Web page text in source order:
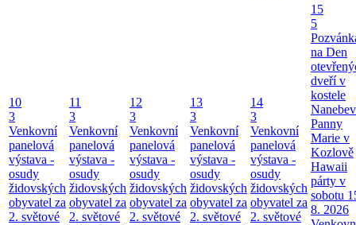
10
3
Venkovní
panelová
výstava -
osudy
židovských
obyvatel za
2. světové
11
3
Venkovní
panelová
výstava -
osudy
židovských
obyvatel za
2. světové
12
3
Venkovní
panelová
výstava -
osudy
židovských
obyvatel za
2. světové
13
3
Venkovní
panelová
výstava -
osudy
židovských
obyvatel za
2. světové
14
3
Venkovní
panelová
výstava -
osudy
židovských
obyvatel za
2. světové
15
5
na Den
dveří v
kostele
Panny
Marie v
Kozlově
Hawaii
párty v
sobotu
8. 2026